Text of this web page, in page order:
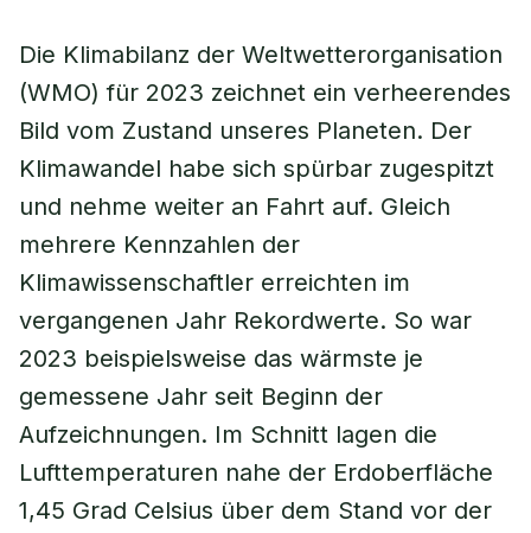
Die Klimabilanz der Weltwetterorganisation
(WMO) für 2023 zeichnet ein verheerendes
Bild vom Zustand unseres Planeten. Der
Klimawandel habe sich spürbar zugespitzt
und nehme weiter an Fahrt auf. Gleich
mehrere Kennzahlen der
Klimawissenschaftler erreichten im
vergangenen Jahr Rekordwerte. So war
2023 beispielsweise das wärmste je
gemessene Jahr seit Beginn der
Aufzeichnungen. Im Schnitt lagen die
Lufttemperaturen nahe der Erdoberfläche
1,45 Grad Celsius über dem Stand vor der